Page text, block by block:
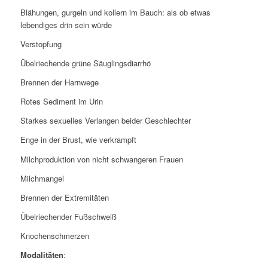
Blähungen, gurgeln und kollern im Bauch: als ob etwas
lebendiges drin sein würde
Verstopfung
Übelriechende grüne Säuglingsdiarrhö
Brennen der Harnwege
Rotes Sediment im Urin
Starkes sexuelles Verlangen beider Geschlechter
Enge in der Brust, wie verkrampft
Milchproduktion von nicht schwangeren Frauen
Milchmangel
Brennen der Extremitäten
Übelriechender Fußschweiß
Knochenschmerzen
Modalitäten: